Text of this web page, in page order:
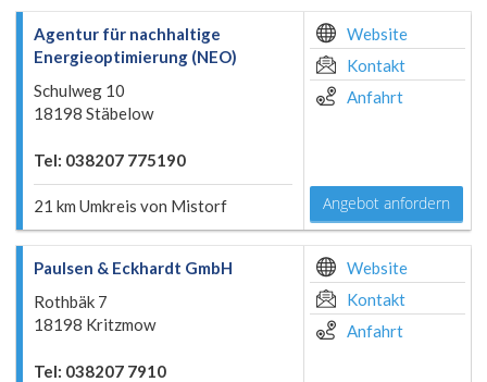
Agentur für nachhaltige
Energieoptimierung (NEO)
Schulweg 10
18198 Stäbelow
Tel: 038207 775190
21 km Umkreis von Mistorf
Website
Kontakt
Anfahrt
Angebot anfordern
Paulsen & Eckhardt GmbH
Rothbäk 7
18198 Kritzmow
Tel: 038207 7910
Website
Kontakt
Anfahrt